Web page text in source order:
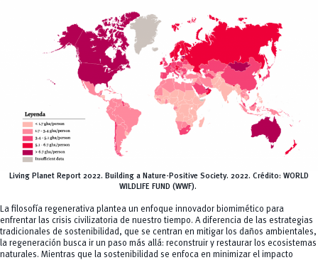
Living Planet Report 2022. Building a Nature-Positive Society. 2022. Crédito: WORLD
WILDLIFE FUND (WWF).
La filosofía regenerativa plantea un enfoque innovador biomimético para
enfrentar las crisis civilizatoria de nuestro tiempo. A diferencia de las estrategias
tradicionales de sostenibilidad, que se centran en mitigar los daños ambientales,
la regeneración busca ir un paso más allá: reconstruir y restaurar los ecosistemas
naturales. Mientras que la sostenibilidad se enfoca en minimizar el impacto